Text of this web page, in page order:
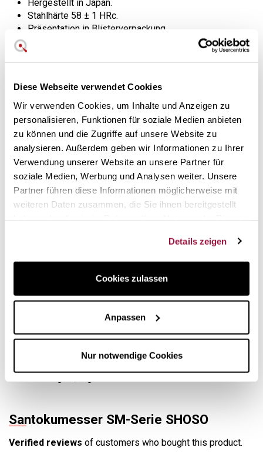
Diese Webseite verwendet Cookies
Wir verwenden Cookies, um Inhalte und Anzeigen zu
personalisieren, Funktionen für soziale Medien anbieten
zu können und die Zugriffe auf unsere Website zu
analysieren. Außerdem geben wir Informationen zu Ihrer
Verwendung unserer Website an unsere Partner für
soziale Medien, Werbung und Analysen weiter. Unsere
Partner führen diese Informationen möglicherweise mit
weiteren Daten zusammen, die Sie ihnen bereitgestellt
Details zeigen
Cookies zulassen
Anpassen
Nur notwendige Cookies
Hergestellt in Japan.
Stahlhärte 58 ± 1 HRc.
Präsentation in Blisterverpackung.
Erhältlich in zwei Größen: 14,5cm und 16,5cm Klinge.
der orientalischen Tradition der Essenszubereitung
verbunden. Es ist ideal für die Arbeit mit Gemüse und
Fleisch und liegt aufgrund seiner geringeren Größe im
Vergleich zu einem westlichen Kochmesser gut in der
Hand.
Neue Serie Seki Magoroku SHOSO
von KAI
Mit dieser neuen Serie bringt das japanische
Produkt zu einem vernünftigen Preis auf den Markt, ohne
dabei auf die Eigenschaften und Qualitäten der größeren
Es handelt sich um eine ideale Serie für diejenigen, die
gerade erst anfangen, die Küche zu erkunden und ein
Qualitätsmesser suchen, das sie nicht im Stich lässt. Es
sind praktische Messer, gut gemacht und mit all dem
Rückhalt eines japanischen Klassikers wie KAI.
Santokumesser SM-Serie SHOSO
Verified reviews of customers who bought this product.